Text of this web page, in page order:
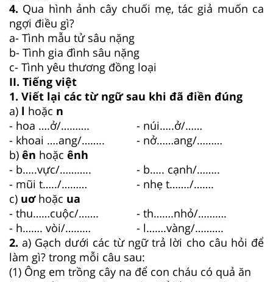
4. Qua hình ảnh cây chuối mẹ, tác giả muốn ca
ngợi điều gì?
a- Tình mẫu tử sâu nặng
b- Tình gia đình sâu nặng
c- Tình yêu thương đồng loại
II. Tiếng việt
1. Viết lại các từ ngữ sau khi đã điền đúng
a) l hoặc n
- hoa ….ở/……….
- khoai ….ang/……..
- núi…..ở/……
- nở……ang/………
b) ên hoặc ênh
- b…..vực/………..
- mũi t…../………
- b….. cạnh/……..
- nhẹ t……./…….
c) uơ hoặc ua
- thu……cuộc/…….
- h……. vòi/………
- th…….nhỏ/……….
- l…….vàng/……….
2. a) Gạch dưới các từ ngữ trả lời cho câu hỏi để
làm gì? trong mỗi câu sau:
(1) Ông em trồng cây na để con cháu có quả ăn